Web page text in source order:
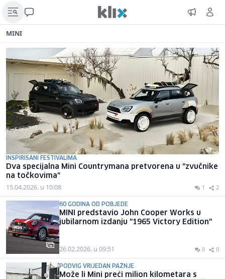
MINI
INSPIRISANI FESTIVALIMA
Dva specijalna Mini Countrymana pretvorena u "zvučnike
na točkovima"
15.04.2026. u 10:08 1 2
60 GODINA OD POBJEDE
MINI predstavio John Cooper Works u
jubilarnom izdanju "1965 Victory Edition"
26.02.2026. u 09:51 0 0
PODVIG VRIJEDAN PAŽNJE
Može li Mini preći milion kilometara s